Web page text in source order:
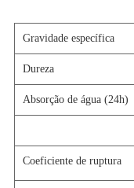
Gravidade específica
Dureza
Absorção de água (24h)
Coeficiente de ruptura